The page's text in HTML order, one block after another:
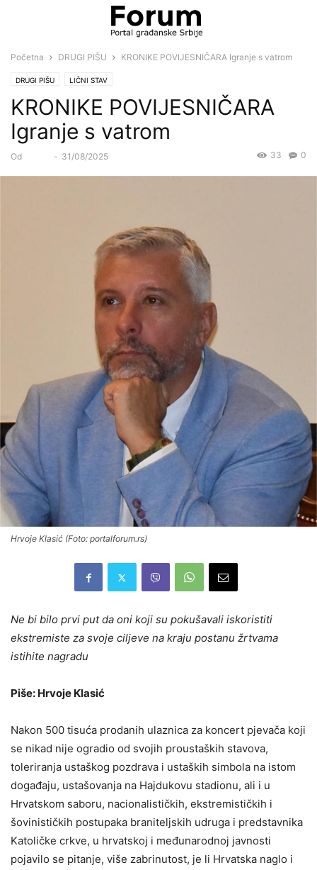
Početna DRUGI PIŠU KRONIKE POVIJESNIČARA Igranje s vatrom
DRUGI PIŠU LIČNI STAV
KRONIKE POVIJESNIČARA
Igranje s vatrom
Od - 31/08/2025 0
33
Hrvoje Klasić (Foto: portalforum.rs)
Ne bi bilo prvi put da oni koji su pokušavali iskoristiti
ekstremiste za svoje ciljeve na kraju postanu žrtvama
istihite nagradu
Piše: Hrvoje Klasić
Nakon 500 tisuća prodanih ulaznica za koncert pjevača koji
se nikad nije ogradio od svojih proustaških stavova,
toleriranja ustaškog pozdrava i ustaških simbola na istom
događaju, ustašovanja na Hajdukovu stadionu, ali i u
Hrvatskom saboru, nacionalističkih, ekstremističkih i
šovinističkih postupaka braniteljskih udruga i predstavnika
Katoličke crkve, u hrvatskoj i međunarodnoj javnosti
pojavilo se pitanje, više zabrinutost, je li Hrvatska naglo i